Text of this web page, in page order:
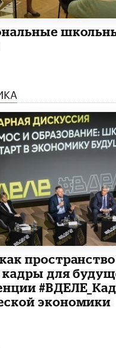
для
экономики